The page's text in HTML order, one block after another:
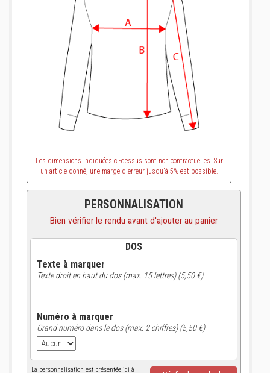
Les dimensions indiquées ci-dessus sont non contractuelles. Sur
un article donné, une marge d'erreur jusqu'à 5% est possible.
PERSONNALISATION
Bien vérifier le rendu avant d'ajouter au panier
DOS
Texte à marquer
Texte droit en haut du dos (max. 15 lettres) (5,50 €)
Numéro à marquer
Grand numéro dans le dos (max. 2 chiffres) (5,50 €)
La personnalisation est présentée ici à